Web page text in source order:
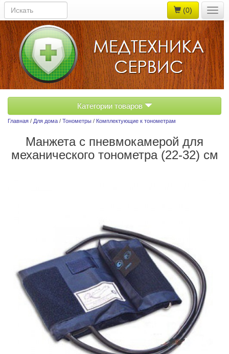
(0)
Категории товаров
Главная / Для дома / Тонометры / Комплектующие к тонометрам
Манжета с пневмокамерой для
механического тонометра (22-32) см